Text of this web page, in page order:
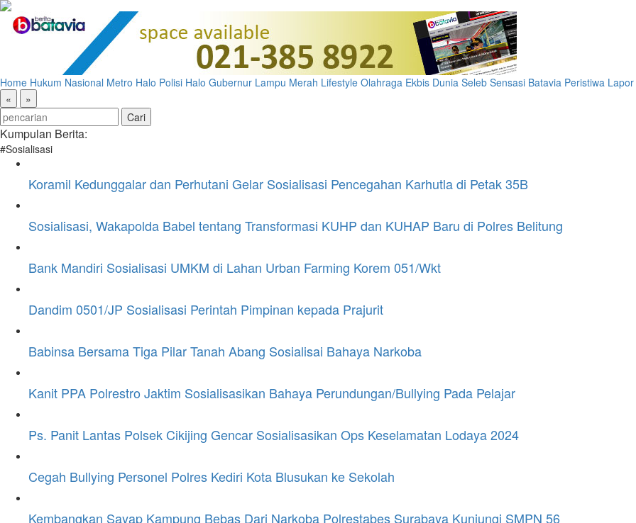
Home Hukum Nasional Metro Halo Polisi Halo Gubernur Lampu Merah Lifestyle Olahraga Ekbis Dunia Seleb Sensasi Batavia Peristiwa
«
»
Kumpulan Berita:
#Sosialisasi
Koramil Kedunggalar dan Perhutani Gelar Sosialisasi Pencegahan Karhutla di Petak 35B
Sosialisasi, Wakapolda Babel tentang Transformasi KUHP dan KUHAP Baru di Polres Belitung
Bank Mandiri Sosialisasi UMKM di Lahan Urban Farming Korem 051/Wkt
Dandim 0501/JP Sosialisasi Perintah Pimpinan kepada Prajurit
Babinsa Bersama Tiga Pilar Tanah Abang Sosialisai Bahaya Narkoba
Kanit PPA Polrestro Jaktim Sosialisasikan Bahaya Perundungan/Bullying Pada Pelajar
Ps. Panit Lantas Polsek Cikijing Gencar Sosialisasikan Ops Keselamatan Lodaya 2024
Cegah Bullying Personel Polres Kediri Kota Blusukan ke Sekolah
Kembangkan Sayap Kampung Bebas Dari Narkoba Polrestabes Surabaya Kunjungi SMPN 56